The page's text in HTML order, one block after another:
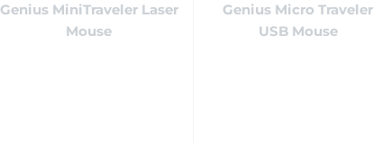
Genius MiniTraveler Laser
Mouse
Genius Micro Traveler
USB Mouse